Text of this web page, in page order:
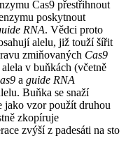
Cas9 přestřihnout
poskytnout
RNA. Vědci proto
alelu, již touží šířit
zmiňovaných Cas9
v buňkách (včetně
a guide RNA
Buňka se snaží
jako vzor použít druhou
zkopíruje
zvýší z padesáti na sto